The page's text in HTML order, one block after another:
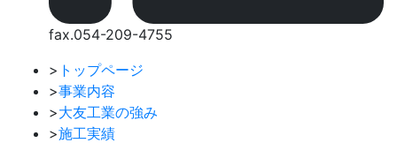
fax.054-209-4755
> トップページ
>事業内容
>大友工業の強み
>施工実績